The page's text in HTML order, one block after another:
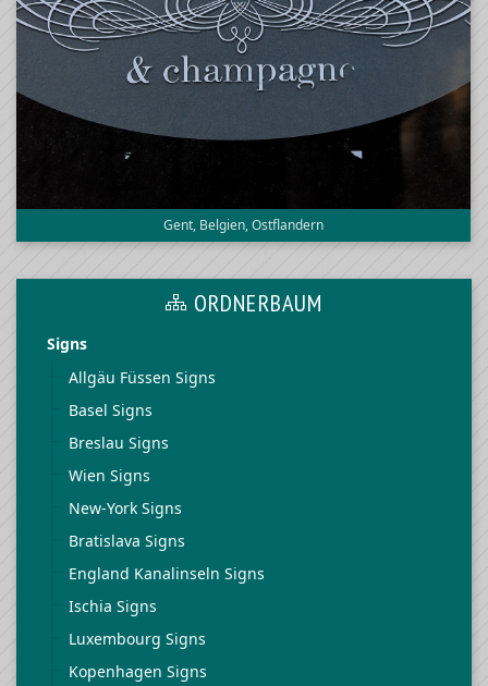
Gent, Belgien, Ostflandern
ORDNERBAUM
Signs
Allgäu Füssen Signs
Basel Signs
Breslau Signs
Wien Signs
New-York Signs
Bratislava Signs
England Kanalinseln Signs
Ischia Signs
Luxembourg Signs
Kopenhagen Signs